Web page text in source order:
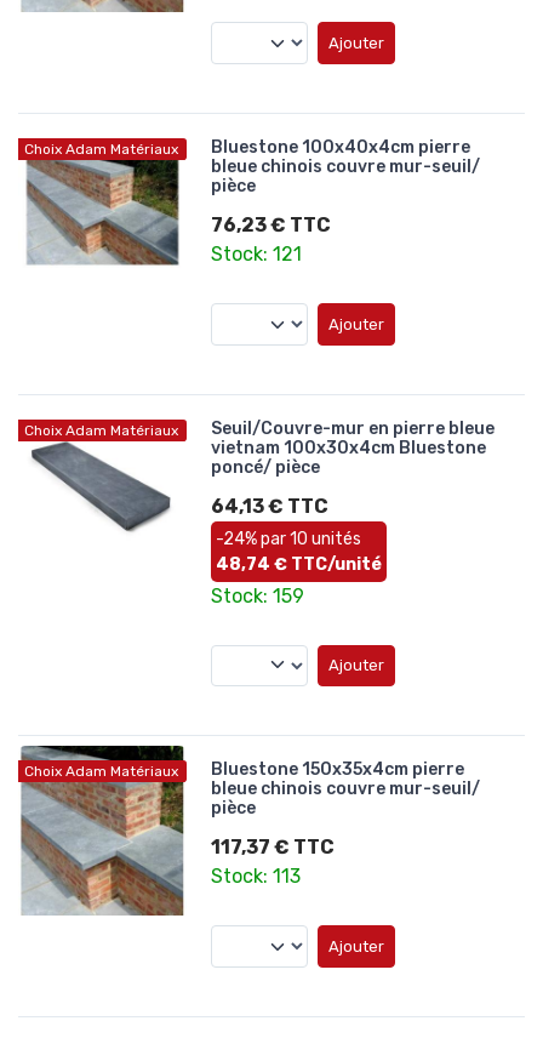
Ajouter
Choix Adam Matériaux
Bluestone 100x40x4cm pierre
bleue chinois couvre mur-seuil/
pièce
76,23 € TTC
Stock: 121
Ajouter
Choix Adam Matériaux
Seuil/Couvre-mur en pierre bleue
vietnam 100x30x4cm Bluestone
poncé/ pièce
64,13 € TTC
-24% par 10 unités
48,74 € TTC/unité
Stock: 159
Ajouter
Choix Adam Matériaux
Bluestone 150x35x4cm pierre
bleue chinois couvre mur-seuil/
pièce
117,37 € TTC
Stock: 113
Ajouter